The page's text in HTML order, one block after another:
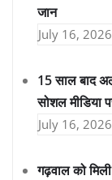
जान
July 16, 2026
15 साल बाद
सोशल मीडिया
July 16, 2026
गढ़वाल को